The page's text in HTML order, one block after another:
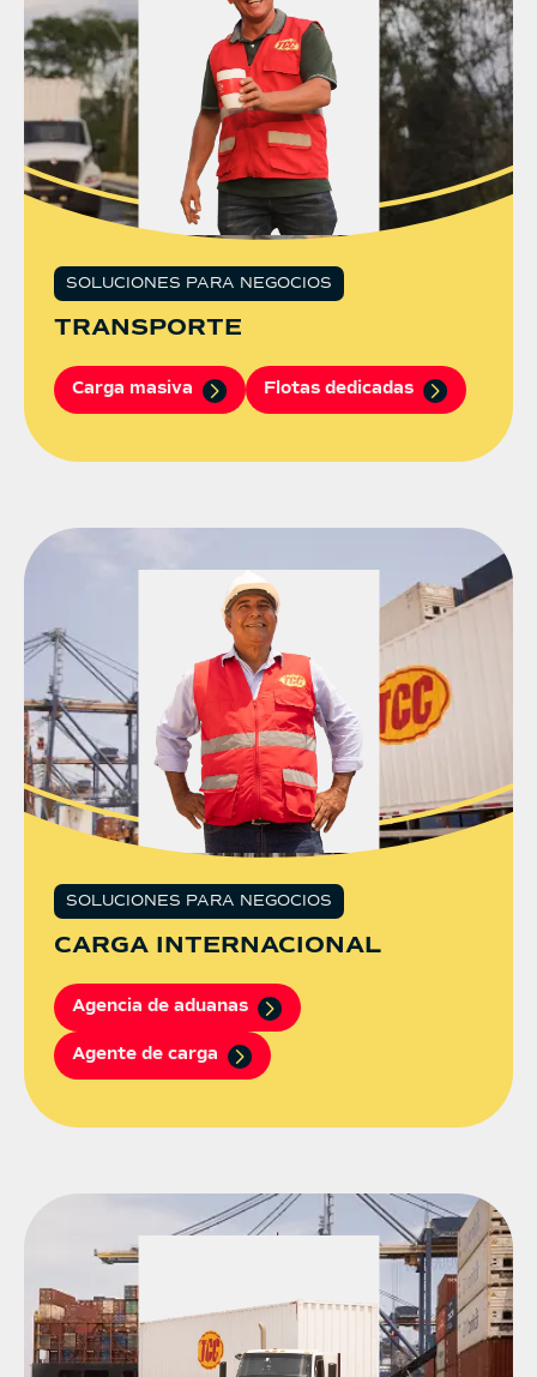
SOLUCIONES PARA NEGOCIOS
TRANSPORTE
Carga masiva Flotas dedicadas
SOLUCIONES PARA NEGOCIOS
CARGA INTERNACIONAL
Agencia de aduanas
Agente de carga